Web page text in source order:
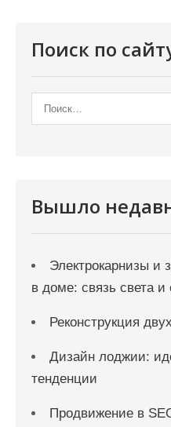
Поиск по
Вышло
Электрокарнизы и
в доме: связь света и
Реконструкция
Дизайн лоджии:
тенденции
Продвижение в